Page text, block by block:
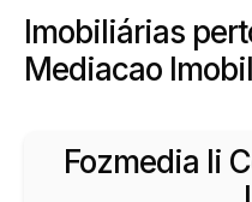
Imobiliárias
Mediacao
Fozmedia Ii